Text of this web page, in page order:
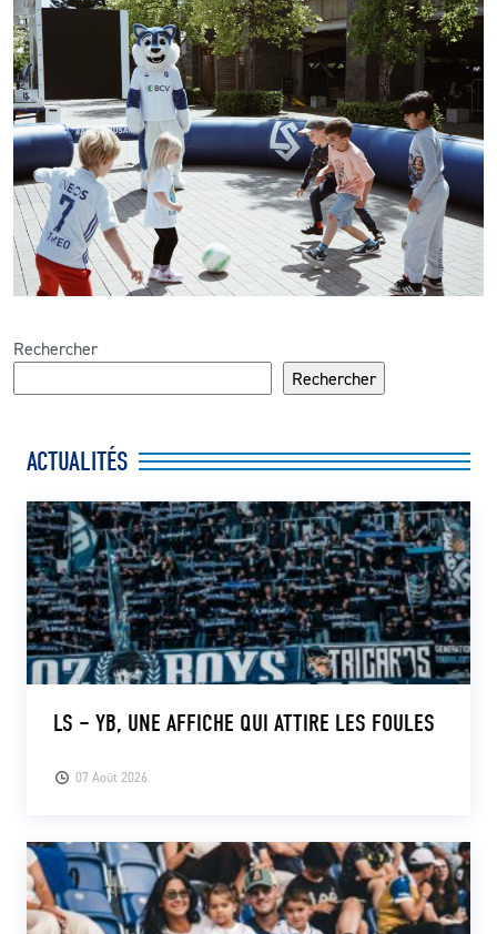
Rechercher
Rechercher
ACTUALITÉS
07 Août 2026
LS – YB, UNE AFFICHE QUI ATTIRE LES FOULES